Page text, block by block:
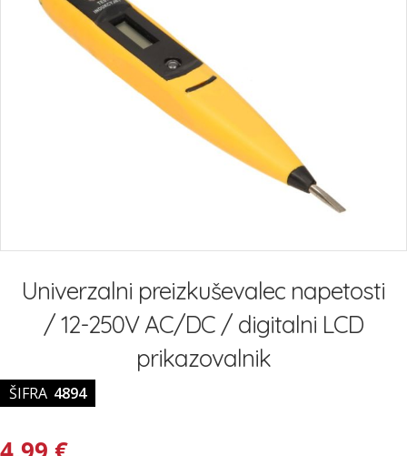
začetekUniverzalni preizkuševalec napetosti
/ 12-250V AC/DC / digitalni LCD
prikazovalnik
ŠIFRA 4894